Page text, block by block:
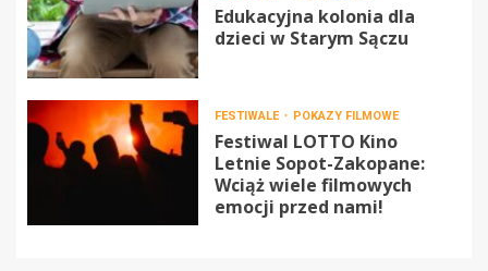
Edukacyjna kolonia dla
dzieci w Starym Sączu
FESTIWALE POKAZY FILMOWE
Festiwal LOTTO Kino
Letnie Sopot-Zakopane:
Wciąż wiele filmowych
emocji przed nami!